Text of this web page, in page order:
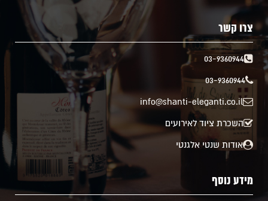
צרו קשר
03-9360944
03-9360944
info@shanti-eleganti.co.il
השכרת ציוד לאירועים
אודות שנטי אלגנטי
מידע נוסף